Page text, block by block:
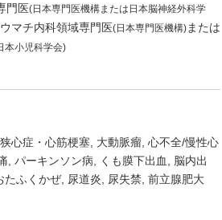
門医(日本専門医機構または日本脳神経外科学
マチ内科領域専門医(日本専門医機構) または
本小児科学会)
狭心症・心筋梗塞 大動脈瘤 心不全/慢性心
パーキンソン病 くも膜下出血
脳内出
たふくかぜ 尿道炎 尿失禁 前立腺肥大